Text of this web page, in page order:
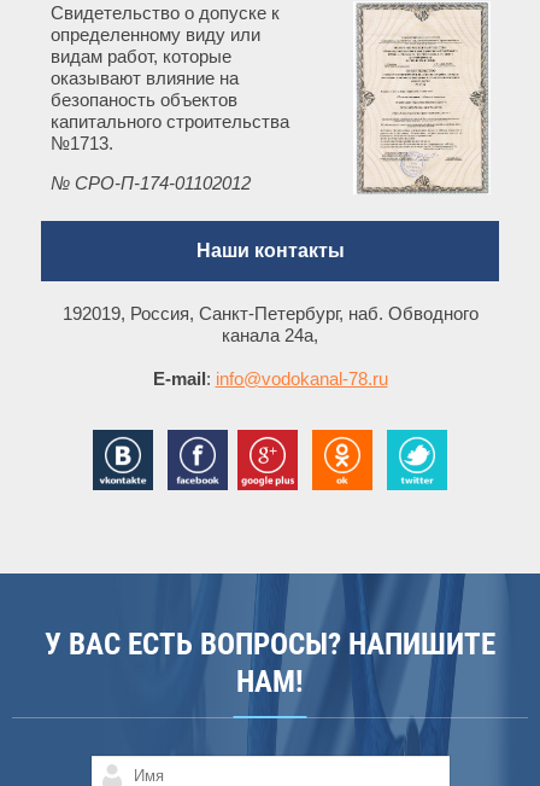
Свидетельство о допуске к
определенному виду или
видам работ, которые
оказывают влияние на
безопаность объектов
капитального строительства
№1713.
№ СРО-П-174-01102012
Наши контакты
192019, Россия, Санкт-Петербург, наб. Обводного
канала 24а,
E-mail: info@vodokanal-78.ru
У ВАС ЕСТЬ ВОПРОСЫ? НАПИШИТЕ
НАМ!